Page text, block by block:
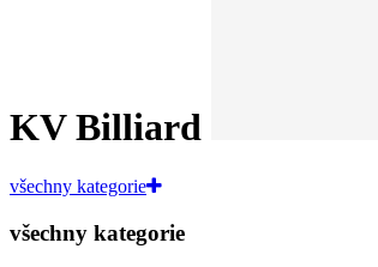
KV Billiard
všechny kategorie
všechny kategorie